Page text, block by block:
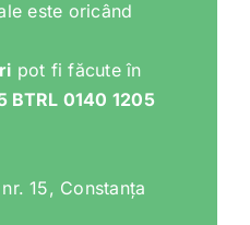
este oricând
pot fi făcute în
BTRL 0140 1205
15, Constanța